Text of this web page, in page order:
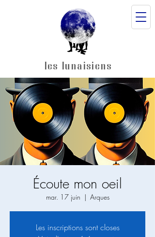
les lunaisiens
Écoute mon oeil
mar. 17 juin
  |
Arques
Les inscriptions sont closes